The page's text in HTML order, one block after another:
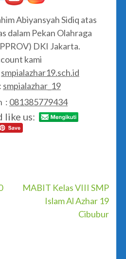
Abiyansyah Sidiq atas
dalam Pekan Olahraga
DKI Jakarta.
kami
smpialazhar19.sch.id
smpialazhar_19
: 081385779434
like us:
MABIT Kelas VIII SMP
Islam Al Azhar 19
Cibubur